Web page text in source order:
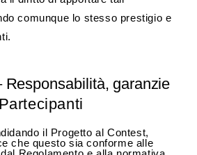
comunque lo stesso prestigio e
Responsabilità, garanzie
Partecipanti
il Progetto al Contest,
che questo sia conforme alle